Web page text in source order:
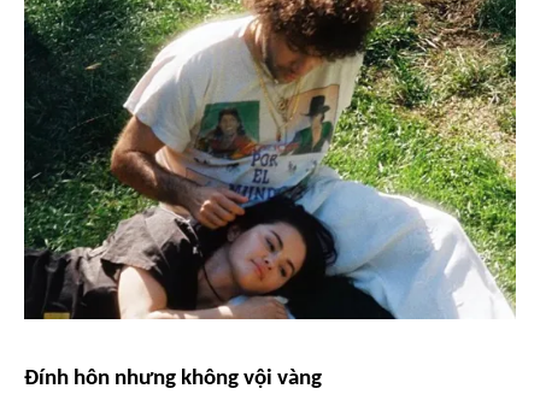
Đính hôn nhưng không vội vàng